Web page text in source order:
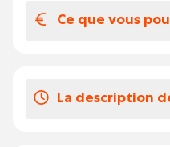
Ce que vous
🚗 Camionnette (en
La description